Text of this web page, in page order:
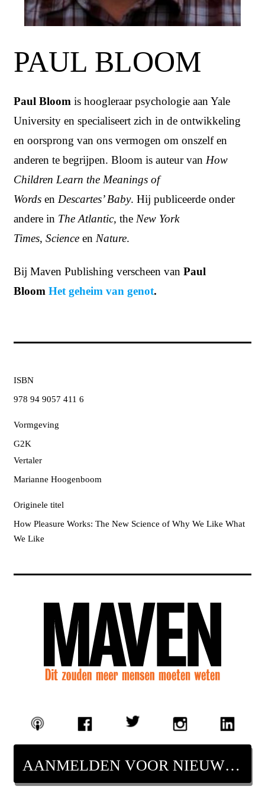
PAUL BLOOM
Paul Bloom is hoogleraar psychologie aan Yale
University en specialiseert zich in de ontwikkeling
en oorsprong van ons vermogen om onszelf en
anderen te begrijpen. Bloom is auteur van How
Children Learn the Meanings of
Words en Descartes’ Baby. Hij publiceerde onder
andere in The Atlantic, the New York
Times, Science en Nature.
Bij Maven Publishing verscheen van Paul
Bloom Het geheim van genot.
ISBN
978 94 9057 411 6
Vormgeving
G2K
Vertaler
Marianne Hoogenboom
Originele titel
How Pleasure Works: The New Science of Why We Like What
We Like
AANMELDEN VOOR NIEUWSBRIEF